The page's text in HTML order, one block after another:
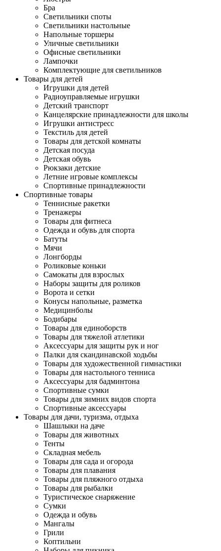
Бра
Светильники споты
Светильники настольные
Напольные торшеры
Уличные светильники
Офисные светильники
Лампочки
Комплектующие для светильников
Товары для детей
Игрушки для детей
Радиоуправляемые игрушки
Детский транспорт
Канцелярские принадлежности для школы
Игрушки антистресс
Текстиль для детей
Товары для детской комнаты
Детская посуда
Детская обувь
Рюкзаки детские
Летние игровые комплексы
Спортивные принадлежности
Спортивные товары
Теннисные ракетки
Тренажеры
Товары для фитнеса
Одежда и обувь для спорта
Батуты
Мячи
Лонгборды
Роликовые коньки
Самокаты для взрослых
Наборы защиты для роликов
Ворота и сетки
Конусы напольные, разметка
Медицинболы
Бодибары
Товары для единоборств
Товары для тяжелой атлетики
Аксессуары для защиты рук и ног
Палки для скандинавской ходьбы
Товары для художественной гимнастики
Товары для настольного тенниса
Аксессуары для бадминтона
Спортивные сумки
Товары для зимних видов спорта
Спортивные аксессуары
Товары для дачи, туризма, отдыха
Шашлыки на даче
Товары для животных
Тенты
Складная мебель
Товары для сада и огорода
Товары для плавания
Товары для пляжного отдыха
Товары для рыбалки
Туристическое снаряжение
Сумки
Одежда и обувь
Мангалы
Грили
Коптильни